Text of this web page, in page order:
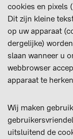
cookies en pixels
Dit zijn kleine
op uw apparaat
dergelijke)
slaan wanneer u
webbrowser
apparaat te
Wij maken
uitsluitend de